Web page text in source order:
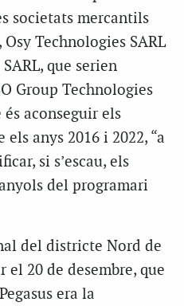
societats mercantils
Technologies SARL
que serien
Group Technologies
aconseguir els
anys 2016 i 2022, “a
si s’escau, els
del programari
del districte Nord de
20 de desembre, que
era la